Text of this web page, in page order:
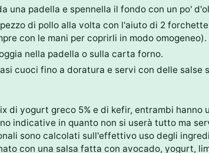
una padella e spennella il fondo con un po'
di pollo alla volta con l'aiuto di 2
con le mani per coprirli in modo omogeneo).
nella padella o sulla carta forno.
cuoci fino a doratura e servi con delle salse
di yogurt greco 5% e di kefir, entrambi hanno
indicative in quanto non si userà tutto ma
sono calcolati sull'effettivo uso degli
con una salsa fatta con avocado, yogurt,